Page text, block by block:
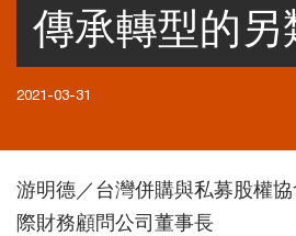
傳承轉型的另
2021-03-31
游明德／台灣併購與私募股權
際財務顧問公司董事長